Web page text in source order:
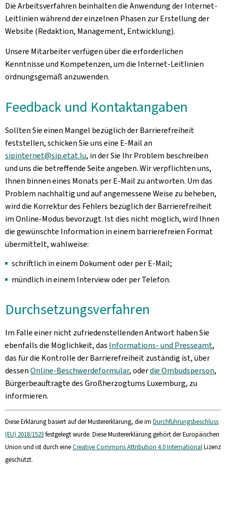
Die Arbeitsverfahren beinhalten die Anwendung der Internet-
Leitlinien während der einzelnen Phasen zur Erstellung der
Website (Redaktion, Management, Entwicklung).
Unsere Mitarbeiter verfügen über die erforderlichen
Kenntnisse und Kompetenzen, um die Internet-Leitlinien
ordnungsgemäß anzuwenden.
Feedback und Kontaktangaben
Sollten Sie einen Mangel bezüglich der Barrierefreiheit
feststellen, schicken Sie uns eine E-Mail an
sipinternet@sip.etat.lu, in der Sie Ihr Problem beschreiben
und uns die betreffende Seite angeben. Wir verpflichten uns,
Ihnen binnen eines Monats per E-Mail zu antworten. Um das
Problem nachhaltig und auf angemessene Weise zu beheben,
wird die Korrektur des Fehlers bezüglich der Barrierefreiheit
im Online-Modus bevorzugt. Ist dies nicht möglich, wird Ihnen
die gewünschte Information in einem barrierefreien Format
übermittelt, wahlweise:
schriftlich in einem Dokument oder per E-Mail;
mündlich in einem Interview oder per Telefon.
Durchsetzungsverfahren
Im Falle einer nicht zufriedenstellenden Antwort haben Sie
ebenfalls die Möglichkeit, das Informations- und Presseamt,
das für die Kontrolle der Barrierefreiheit zuständig ist, über
dessenOnline-Beschwerdeformular, oderdie Ombudsperson,
Bürgerbeauftragte des Großherzogtums Luxemburg, zu
informieren.
Diese Erklärung basiert auf der Mustererklärung, die im Durchführungsbeschluss
(EU) 2018/1523 festgelegt wurde. Diese Mustererklärung gehört der Europäischen
Union und ist durch eineCreative Commons Attribution 4.0 InternationalLizenz
geschützt.